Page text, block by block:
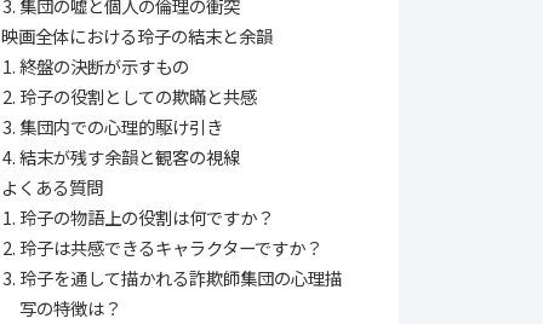
集団の嘘と個人の倫理の衝突
映画全体における玲子の結末と余韻
終盤の決断が示すもの
玲子の役割としての欺瞞と共感
集団内での心理的駆け引き
結末が残す余韻と観客の視線
よくある質問
玲子の物語上の役割は何ですか？
玲子は共感できるキャラクターですか？
玲子を通して描かれる詐欺師集団の心理描
写の特徴は？